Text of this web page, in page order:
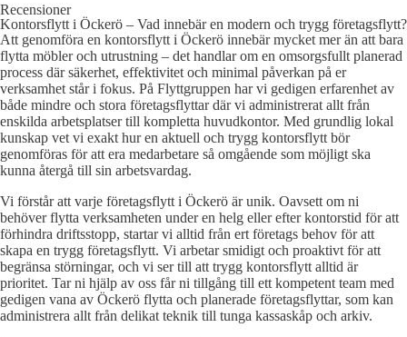
Recensioner
Kontorsflytt i Öckerö – Vad innebär en modern och trygg företagsflytt?
Att genomföra en kontorsflytt i Öckerö innebär mycket mer än att bara
flytta möbler och utrustning – det handlar om en omsorgsfullt planerad
process där säkerhet, effektivitet och minimal påverkan på er
verksamhet står i fokus. På Flyttgruppen har vi gedigen erfarenhet av
både mindre och stora företagsflyttar där vi administrerat allt från
enskilda arbetsplatser till kompletta huvudkontor. Med grundlig lokal
kunskap vet vi exakt hur en aktuell och trygg kontorsflytt bör
genomföras för att era medarbetare så omgående som möjligt ska
kunna återgå till sin arbetsvardag.
Vi förstår att varje företagsflytt i Öckerö är unik. Oavsett om ni
behöver flytta verksamheten under en helg eller efter kontorstid för att
förhindra driftsstopp, startar vi alltid från ert företags behov för att
skapa en trygg företagsflytt. Vi arbetar smidigt och proaktivt för att
begränsa störningar, och vi ser till att trygg kontorsflytt alltid är
prioritet. Tar ni hjälp av oss får ni tillgång till ett kompetent team med
gedigen vana av Öckerö flytta och planerade företagsflyttar, som kan
administrera allt från delikat teknik till tunga kassaskåp och arkiv.